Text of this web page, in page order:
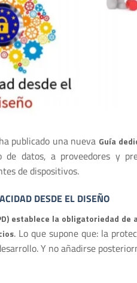
publicado una nueva Guía
datos, a proveedores y
de dispositivos.
DESDE EL DISEÑO
establece la obligatoriedad
. Lo que supone que: la
Y no añadirse